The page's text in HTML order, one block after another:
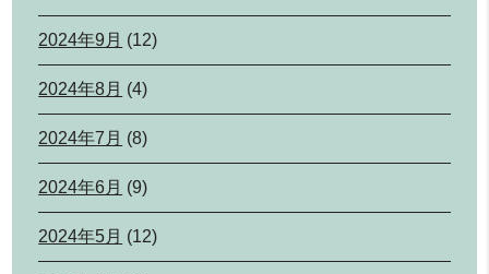
2024年9月 (12)
2024年8月 (4)
2024年7月 (8)
2024年6月 (9)
2024年5月 (12)